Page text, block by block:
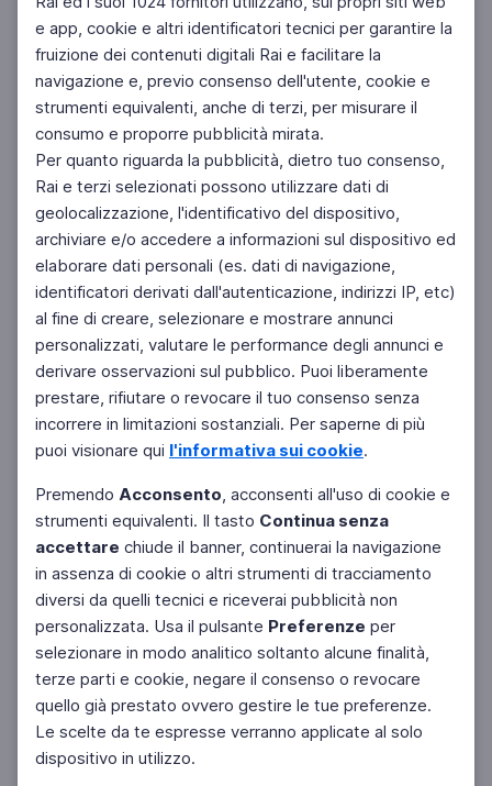
e app, cookie e altri identificatori tecnici per garantire la
fruizione dei contenuti digitali Rai e facilitare la
navigazione e, previo consenso dell'utente, cookie e
strumenti equivalenti, anche di terzi, per misurare il
consumo e proporre pubblicità mirata.
Per quanto riguarda la pubblicità, dietro tuo consenso,
Rai e terzi selezionati possono utilizzare dati di
geolocalizzazione, l'identificativo del dispositivo,
archiviare e/o accedere a informazioni sul dispositivo ed
elaborare dati personali (es. dati di navigazione,
identificatori derivati dall'autenticazione, indirizzi IP, etc)
al fine di creare, selezionare e mostrare annunci
personalizzati, valutare le performance degli annunci e
derivare osservazioni sul pubblico. Puoi liberamente
prestare, rifiutare o revocare il tuo consenso senza
incorrere in limitazioni sostanziali. Per saperne di più
puoi visionare qui l'informativa sui cookie.
Premendo Acconsento, acconsenti all'uso di cookie e
strumenti equivalenti. Il tasto Continua senza
accettare chiude il banner, continuerai la navigazione
in assenza di cookie o altri strumenti di tracciamento
diversi da quelli tecnici e riceverai pubblicità non
personalizzata. Usa il pulsante Preferenze per
selezionare in modo analitico soltanto alcune finalità,
terze parti e cookie, negare il consenso o revocare
quello già prestato ovvero gestire le tue preferenze.
Le scelte da te espresse verranno applicate al solo
dispositivo in utilizzo.
Facebook Instagram Twitter